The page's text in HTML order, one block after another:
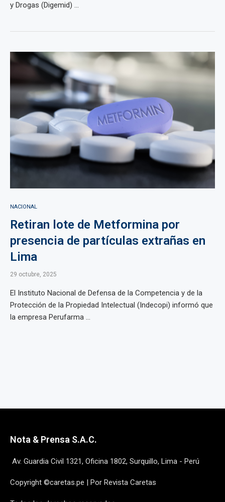
y Drogas (Digemid) ...
NACIONAL
Retiran lote de Metformina por
presencia de partículas extrañas en
Lima
29 octubre, 2025
El Instituto Nacional de Defensa de la Competencia y de la
Protección de la Propiedad Intelectual (Indecopi) informó que
la empresa Perufarma ...
Nota & Prensa S.A.C.
Av. Guardia Civil 1321, Oficina 1802, Surquillo, Lima - Perú
Copyright ©caretas.pe | Por Revista Caretas